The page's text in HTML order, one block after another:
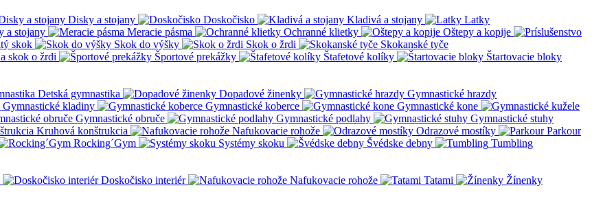
Disky a stojany Doskočisko Kladivá a stojany
Latky
a stojany Meracie pásma Ochranné klietky
Oštepy a kopije
skok Skok do výšky Skok o žrdi
Skokanské tyče
skok o žrdi
Športové prekážky Štafetové kolíky
Štartovacie bloky
Detská gymnastika Dopadové žinenky
Gymnastické hrazdy
Gymnastické kladiny Gymnastické koberce
Gymnastické kone
Gymnastické obruče Gymnastické podlahy
Gymnastické stuhy
Kruhová konštrukcia Nafukovacie rohože Odrazové mostíky
Parkour
Rocking´Gym Systémy skoku Švédske debny
Tumbling
Doskočisko interiér Nafukovacie rohože Tatami
Žínenky